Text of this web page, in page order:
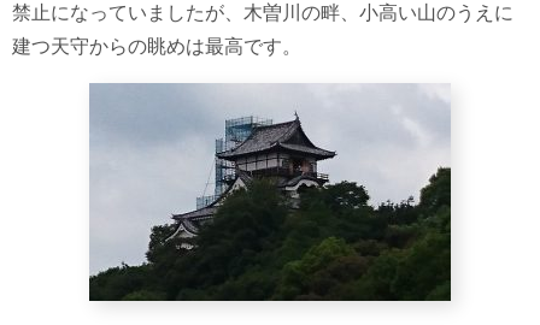
禁止になっていましたが、木曽川の畔、小高い山のうえに
建つ天守からの眺めは最高です。